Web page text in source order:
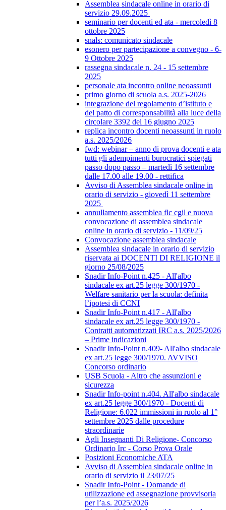
Assemblea sindacale online in orario di
servizio 29.09.2025
seminario per docenti ed ata - mercoledì 8
ottobre 2025
snals: comunicato sindacale
esonero per partecipazione a convegno - 6-
9 Ottobre 2025
rassegna sindacale n. 24 - 15 settembre
2025
personale ata incontro online neoassunti
primo giorno di scuola a.s. 2025-2026
integrazione del regolamento d’istituto e
del patto di corresponsabilità alla luce della
circolare 3392 del 16 giugno 2025
replica incontro docenti neoassunti in ruolo
a.s. 2025/2026
fwd: webinar – anno di prova docenti e ata
tutti gli adempimenti burocratici spiegati
passo dopo passo – martedì 16 settembre
dalle 17.00 alle 19.00 - rettifica
Avviso di Assemblea sindacale online in
orario di servizio - giovedì 11 settembre
2025
annullamento assemblea flc cgil e nuova
convocazione di assemblea sindacale
online in orario di servizio - 11/09/25
Convocazione assemblea sindacale
Assemblea sindacale in orario di servizio
riservata ai DOCENTI DI RELIGIONE il
giorno 25/08/2025
Snadir Info-Point n.425 - All'albo
sindacale ex art.25 legge 300/1970 -
Welfare sanitario per la scuola: definita
l’ipotesi di CCNI
Snadir Info-Point n.417 - All'albo
sindacale ex art.25 legge 300/1970 -
Contratti automatizzati IRC a.s. 2025/2026
– Prime indicazioni
Snadir Info-Point n.409- All'albo sindacale
ex art.25 legge 300/1970. AVVISO
Concorso ordinario
USB Scuola - Altro che assunzioni e
sicurezza
Snadir Info-point n.404. All'albo sindacale
ex art.25 legge 300/1970 - Docenti di
Religione: 6.022 immissioni in ruolo al 1°
settembre 2025 dalle procedure
straordinarie
Agli Insegnanti Di Religione- Concorso
Ordinario Irc - Corso Prova Orale
Posizioni Economiche ATA
Avviso di Assemblea sindacale online in
orario di servizio il 23/07/25
Snadir Info-Point - Domande di
utilizzazione ed assegnazione provvisoria
per l’a.s. 2025/2026